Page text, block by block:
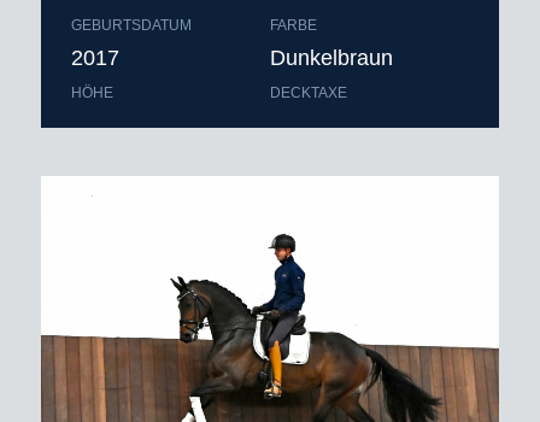
GEBURTSDATUM
2017
HÖHE
FARBE
Dunkelbraun
DECKTAXE